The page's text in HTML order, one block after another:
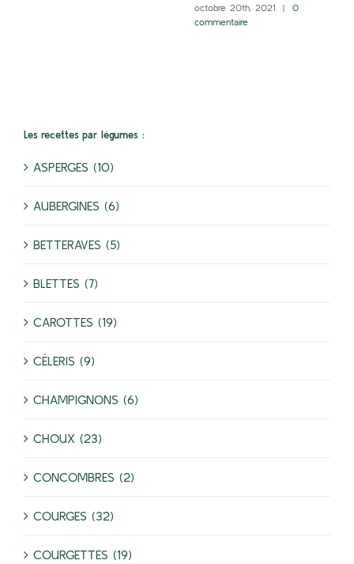
octobre 20th, 2021 |
0
commentaire
Les recettes par légumes :
ASPERGES (10)
AUBERGINES (6)
BETTERAVES (5)
BLETTES (7)
CAROTTES (19)
CÉLERIS (9)
CHAMPIGNONS (6)
CHOUX (23)
CONCOMBRES (2)
COURGES (32)
COURGETTES (19)